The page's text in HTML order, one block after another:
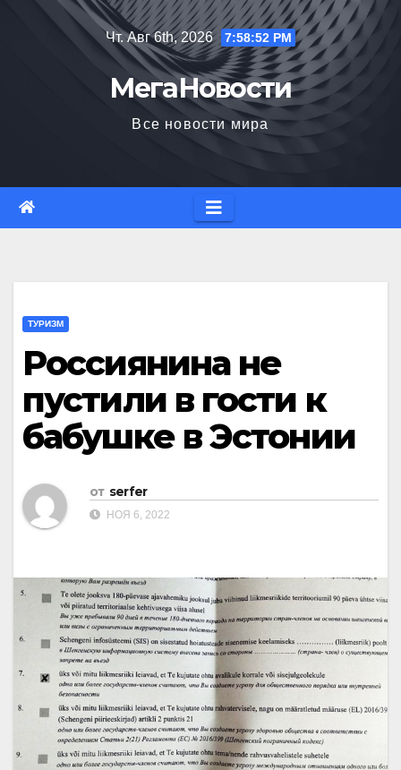
Чт. Авг 6th, 2026 7:58:53 PM
МегаНовости
Все новости мира
ТУРИЗМ
Россиянина не
пустили в гости к
бабушке в Эстонии
от serfer
НОЯ 6, 2022